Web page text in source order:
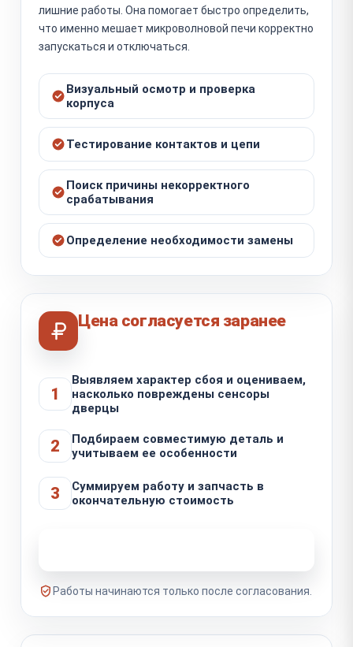
лишние работы. Она помогает быстро определить,
что именно мешает микроволновой печи корректно
запускаться и отключаться.
Визуальный осмотр и проверка
корпуса
Тестирование контактов и цепи
Поиск причины некорректного
срабатывания
Определение необходимости замены
Цена согласуется заранее
1
Выявляем характер сбоя и оцениваем,
насколько повреждены сенсоры
дверцы
2
Подбираем совместимую деталь и
учитываем ее особенности
3
Суммируем работу и запчасть в
окончательную стоимость
Работы начинаются только после согласования.